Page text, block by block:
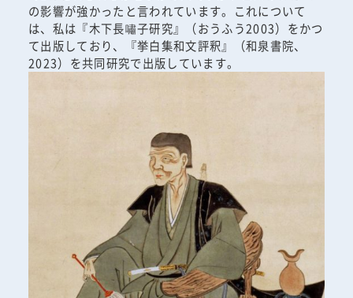
の影響が強かったと言われています。これについて
は、私は『木下長嘯子研究』（おうふう2003）をかつ
て出版しており、『挙白集和文評釈』（和泉書院、
2023）を共同研究で出版しています。